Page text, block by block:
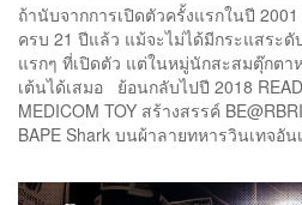
ถ้านับจากการเปิดตัวครั้งแรกในปี
ครบ 21 ปีแล้ว แม้จะไม่ได้มีกระแสระดั
แรกๆ ที่เปิดตัว แต่ในหมู่นักสะสมตุ๊กต
เต้นได้เสมอ ย้อนกลับไปปี 2018
MEDICOM TOY สร้างสรรค์
BAPE Shark บนผ้าลายทหารวินเทจอัน